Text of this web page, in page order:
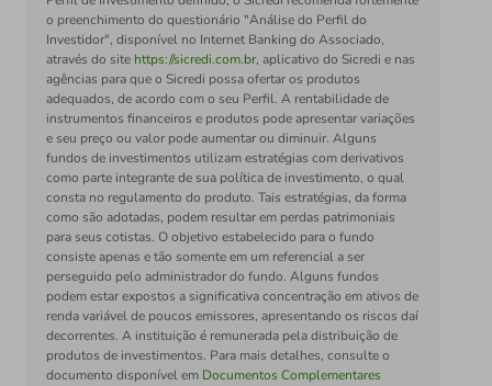
o preenchimento do questionário "Análise do Perfil do
Investidor", disponível no Internet Banking do Associado,
através do site https://sicredi.com.br, aplicativo do Sicredi e nas
agências para que o Sicredi possa ofertar os produtos
adequados, de acordo com o seu Perfil. A rentabilidade de
instrumentos financeiros e produtos pode apresentar variações
e seu preço ou valor pode aumentar ou diminuir. Alguns
fundos de investimentos utilizam estratégias com derivativos
como parte integrante de sua política de investimento, o qual
consta no regulamento do produto. Tais estratégias, da forma
como são adotadas, podem resultar em perdas patrimoniais
para seus cotistas. O objetivo estabelecido para o fundo
consiste apenas e tão somente em um referencial a ser
perseguido pelo administrador do fundo. Alguns fundos
podem estar expostos a significativa concentração em ativos de
renda variável de poucos emissores, apresentando os riscos daí
decorrentes. A instituição é remunerada pela distribuição de
produtos de investimentos. Para mais detalhes, consulte o
documento disponível em Documentos Complementares